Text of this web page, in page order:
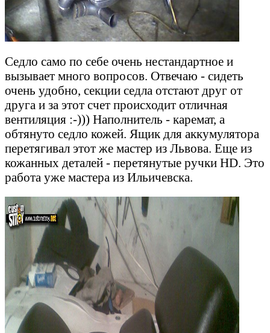
Седло само по себе очень нестандартное и
вызывает много вопросов. Отвечаю - сидеть
очень удобно, секции седла отстают друг от
друга и за этот счет происходит отличная
вентиляция :-))) Наполнитель - каремат, а
обтянуто седло кожей. Ящик для аккумулятора
перетягивал этот же мастер из Львова. Еще из
кожанных деталей - перетянутые ручки HD. Это
работа уже мастера из Ильичевска.